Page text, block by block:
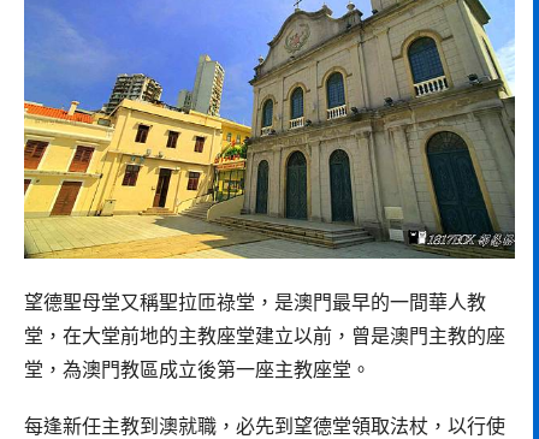
望德聖母堂又稱聖拉匝祿堂，是澳門最早的一間華人教
堂，在大堂前地的主教座堂建立以前，曾是澳門主教的座
堂，為澳門教區成立後第一座主教座堂。
每逢新任主教到澳就職，必先到望德堂領取法杖，以行使